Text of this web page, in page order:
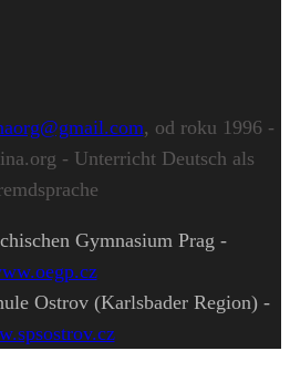
, od roku 1996 -
- Unterricht Deutsch als
Gymnasium Prag -
Ostrov (Karlsbader Region) -